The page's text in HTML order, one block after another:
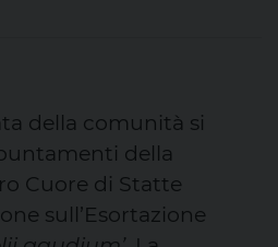
della comunità si
della
Cuore di Statte
sull’Esortazione